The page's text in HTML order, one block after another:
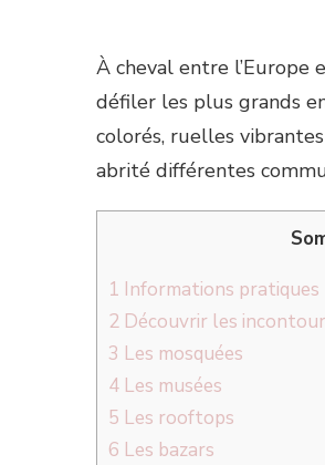
À cheval entre l’Europe
défiler les plus grands
colorés, ruelles
abrité différentes
1 Informations
2 Découvrir les
3 Les mosquées
4 Les musées
5 Les rooftops
6 Les bazars